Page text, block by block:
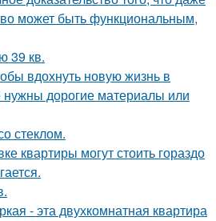
может быть функциональным,
39 кв.
вдохнуть новую жизнь в
дорогие материалы или
стеклом.
квартиры могут стоить гораздо
- эта двухкомнатная квартира